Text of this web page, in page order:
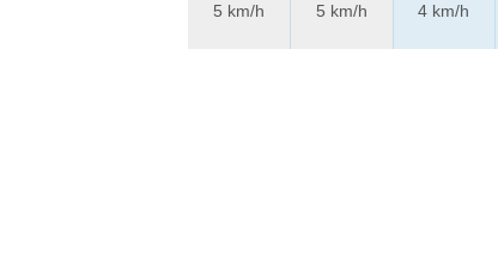
5 km/h
5 km/h
4 km/h